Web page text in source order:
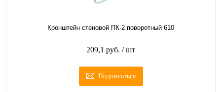
Кронштейн стеновой ПК-2 поворотный 610
209,1 руб. / шт
Подписаться